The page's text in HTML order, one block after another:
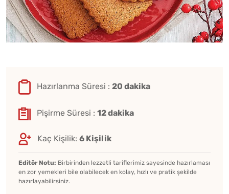
Hazırlanma Süresi : 20 dakika
Pişirme Süresi : 12 dakika
Kaç Kişilik: 6 Kişilik
Editör Notu: Birbirinden lezzetli tariflerimiz sayesinde hazırlaması
en zor yemekleri bile olabilecek en kolay, hızlı ve pratik şekilde
hazırlayabilirsiniz.